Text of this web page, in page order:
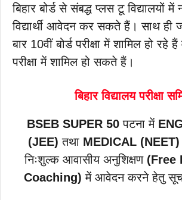
बिहार बोर्ड से संबद्ध प्लस टू विद्यालयों
विद्यार्थी आवेदन कर सकते हैं। साथ ही जो
बार 10वीं बोर्ड परीक्षा में शामिल हो रहे
परीक्षा में शामिल हो सकते हैं।
बिहार विद्यालय परीक्षा
BSEB SUPER 50पटना में
(JEE)तथा MEDICAL
निःशुल्क आवासीय अनुशिक्षण (Free
Coaching)में आवेदन करने हेतु